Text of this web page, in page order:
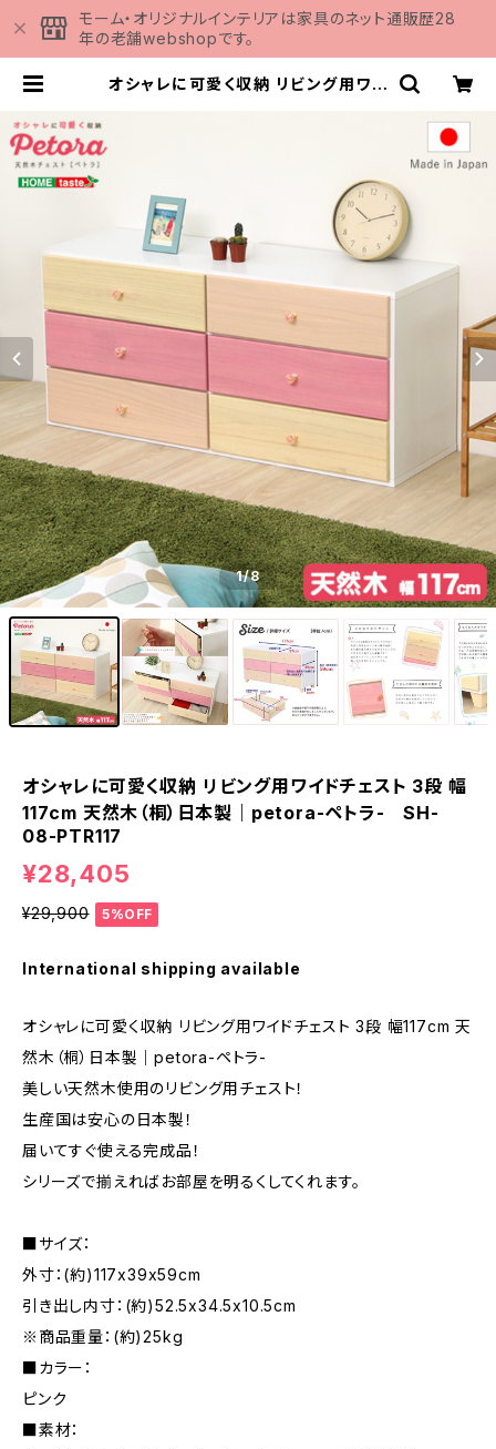
モーム・オリジナルインテリアは家具のネット通販歴28
年の老舗webshopです。
オシャレに可愛く収納 リビング用ワイ
1/8
オシャレに可愛く収納 リビング用ワイドチェスト 3段 幅
117cm 天然木（桐）日本製｜petora-ペトラ- SH-
08-PTR117
¥28,405
¥29,900 5%OFF
International shipping available
オシャレに可愛く収納 リビング用ワイドチェスト 3段 幅117cm 天
然木（桐）日本製｜petora-ペトラ-
美しい天然木使用のリビング用チェスト！
生産国は安心の日本製！
届いてすぐ使える完成品！
シリーズで揃えればお部屋を明るくしてくれます。
■サイズ：
外寸：(約)117x39x59cm
引き出し内寸：(約)52.5x34.5x10.5cm
※商品重量：(約)25kg
■カラー：
ピンク
■素材：